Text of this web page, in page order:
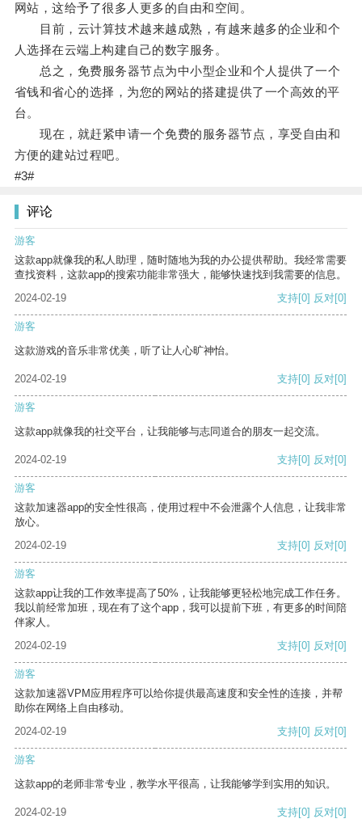
网站，这给予了很多人更多的自由和空间。
目前，云计算技术越来越成熟，有越来越多的企业和个
人选择在云端上构建自己的数字服务。
总之，免费服务器节点为中小型企业和个人提供了一个
省钱和省心的选择，为您的网站的搭建提供了一个高效的平
台。
现在，就赶紧申请一个免费的服务器节点，享受自由和
方便的建站过程吧。
#3#
评论
游客
这款app就像我的私人助理，随时随地为我的办公提供帮助。我经常需要
查找资料，这款app的搜索功能非常强大，能够快速找到我需要的信息。
2024-02-19
支持[0] 反对[0]
游客
这款游戏的音乐非常优美，听了让人心旷神怡。
2024-02-19 支持[0] 反对[0]
游客
这款app就像我的社交平台，让我能够与志同道合的朋友一起交流。
2024-02-19 支持[0] 反对[0]
游客
这款加速器app的安全性很高，使用过程中不会泄露个人信息，让我非常
放心。
2024-02-19
支持[0] 反对[0]
游客
这款app让我的工作效率提高了50%，让我能够更轻松地完成工作任务。
我以前经常加班，现在有了这个app，我可以提前下班，有更多的时间陪
伴家人。
2024-02-19
支持[0] 反对[0]
游客
这款加速器VPM应用程序可以给你提供最高速度和安全性的连接，并帮
助你在网络上自由移动。
2024-02-19
支持[0] 反对[0]
游客
这款app的老师非常专业，教学水平很高，让我能够学到实用的知识。
2024-02-19 支持[0] 反对[0]